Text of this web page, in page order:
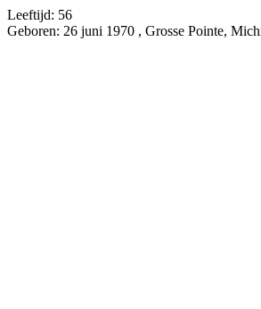
Leeftijd: 56
Geboren: 26 juni 1970 , Grosse Pointe,